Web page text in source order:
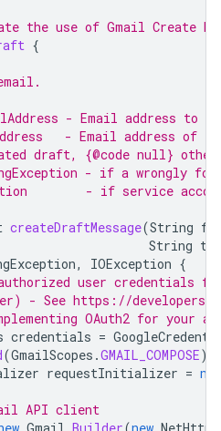
the use of Gmail Create
{
- Email address to
- Email address of
draft, {@code null}
- if a wrongly
- if service
createDraftMessage(String
String
, IOException {
user credentials
- See https://
OAuth2 for your
credentials =
(GmailScopes .GMAIL_COMPOSE);
requestInitializer = new
API client